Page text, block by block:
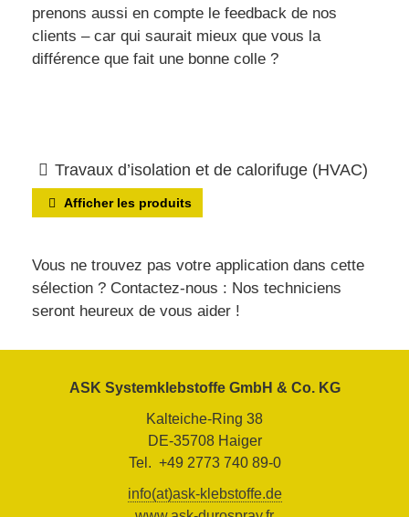
prenons aussi en compte le feedback de nos
clients – car qui saurait mieux que vous la
différence que fait une bonne colle ?
Travaux d’isolation et de calorifuge (HVAC)
Afficher les produits
Vous ne trouvez pas votre application dans cette
sélection ? Contactez-nous : Nos techniciens
seront heureux de vous aider !
ASK Systemklebstoffe GmbH & Co. KG
Kalteiche-Ring 38
DE-35708 Haiger
Tel. +49 2773 740 89-0
info(at)ask-klebstoffe.de